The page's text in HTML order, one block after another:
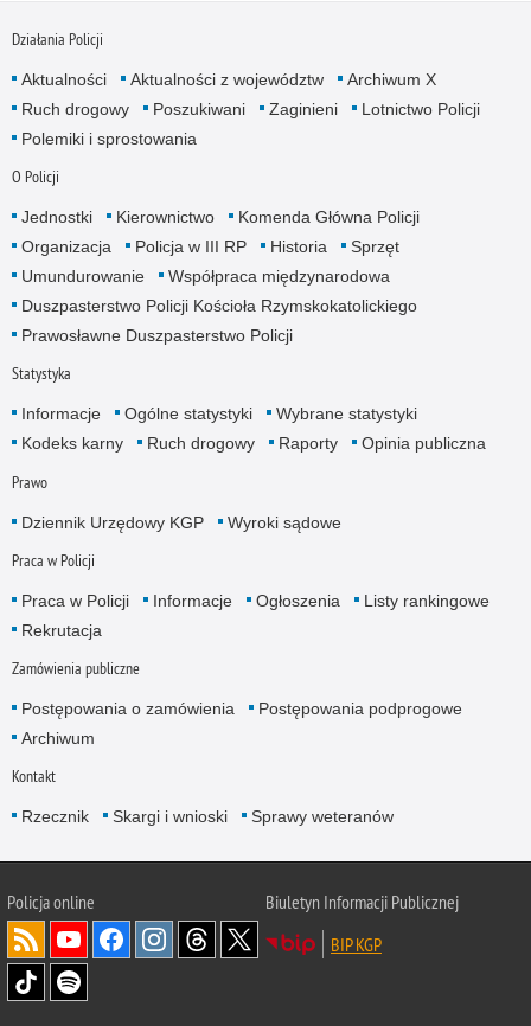
Działania Policji
Aktualności Aktualności z województw
Archiwum X
Ruch drogowy
Poszukiwani Zaginieni
Lotnictwo Policji
Polemiki i sprostowania
O Policji
Jednostki Kierownictwo
Komenda Główna Policji
Organizacja
Policja w III RP Historia
Sprzęt
Umundurowanie
Współpraca międzynarodowa
Duszpasterstwo Policji Kościoła Rzymskokatolickiego
Prawosławne Duszpasterstwo Policji
Statystyka
Informacje Ogólne statystyki
Wybrane statystyki
Kodeks karny
Ruch drogowy Raporty Opinia publiczna
Prawo
Dziennik Urzędowy KGP Wyroki sądowe
Praca w Policji
Praca w Policji Informacje Ogłoszenia
Listy rankingowe
Rekrutacja
Zamówienia publiczne
Postępowania o zamówienia
Postępowania podprogowe
Archiwum
Kontakt
Rzecznik Skargi i wnioski Sprawy weteranów
Policjaonline
Biuletyn Informacji Publicznej
BIP KGP